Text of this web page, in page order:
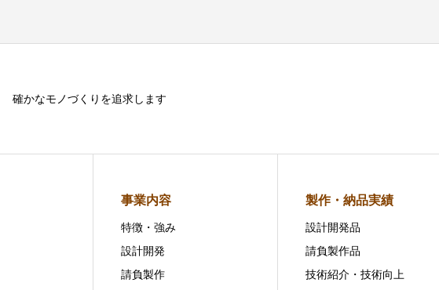
確かなモノづくりを追求します
事業内容
特徴・強み
設計開発
請負製作
製作・納品実績
設計開発品
請負製作品
技術紹介・技術向上